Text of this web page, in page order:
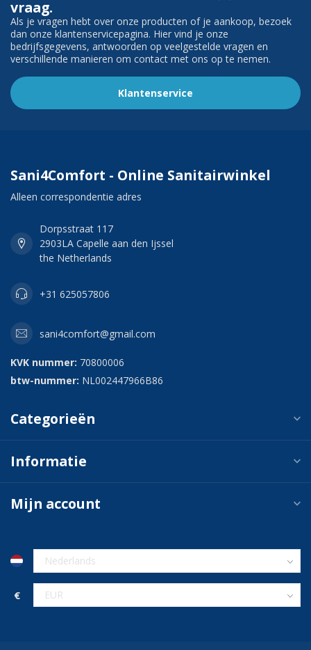
vraag.
Als je vragen hebt over onze producten of je aankoop, bezoek
dan onze klantenservicepagina. Hier vind je onze
bedrijfsgegevens, antwoorden op veelgestelde vragen en
verschillende manieren om contact met ons op te nemen.
Klantenservice
Sani4Comfort - Online Sanitairwinkel
Alleen correspondentie adres
Dorpsstraat 117
2903LA Capelle aan den Ijssel
the Netherlands
+31 625057806
sani4comfort@gmail.com
KVK nummer: 70800006
btw-nummer: NL002447966B86
Categorieën
Informatie
Mijn account
€